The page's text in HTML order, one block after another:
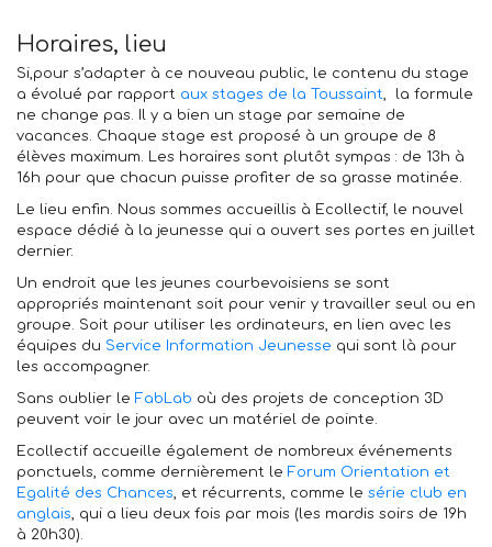
Horaires, lieu
Si,pour s’adapter à ce nouveau public, le contenu du stage
a évolué par rapport aux stages de la Toussaint, la formule
ne change pas. Il y a bien un stage par semaine de
vacances. Chaque stage est proposé à un groupe de 8
élèves maximum. Les horaires sont plutôt sympas : de 13h à
16h pour que chacun puisse profiter de sa grasse matinée.
Le lieu enfin. Nous sommes accueillis à Ecollectif, le nouvel
espace dédié à la jeunesse qui a ouvert ses portes en juillet
dernier.
Un endroit que les jeunes courbevoisiens se sont
appropriés maintenant soit pour venir y travailler seul ou en
groupe. Soit pour utiliser les ordinateurs, en lien avec les
équipes du Service Information Jeunesse qui sont là pour
les accompagner.
Sans oublier le FabLab où des projets de conception 3D
peuvent voir le jour avec un matériel de pointe.
Ecollectif accueille également de nombreux événements
ponctuels, comme dernièrement le Forum Orientation et
Egalité des Chances, et récurrents, comme le série club en
anglais, qui a lieu deux fois par mois (les mardis soirs de 19h
à 20h30).